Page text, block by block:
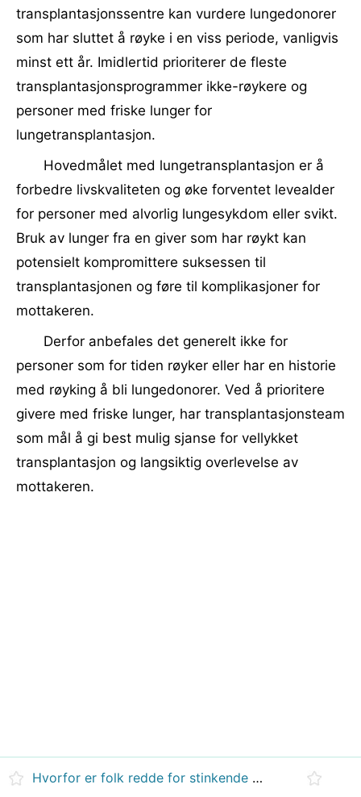
transplantasjonssentre kan vurdere lungedonorer
som har sluttet å røyke i en viss periode, vanligvis
minst ett år. Imidlertid prioriterer de fleste
transplantasjonsprogrammer ikke-røykere og
personer med friske lunger for
lungetransplantasjon.
Hovedmålet med lungetransplantasjon er å
forbedre livskvaliteten og øke forventet levealder
for personer med alvorlig lungesykdom eller svikt.
Bruk av lunger fra en giver som har røykt kan
potensielt kompromittere suksessen til
transplantasjonen og føre til komplikasjoner for
mottakeren.
Derfor anbefales det generelt ikke for
personer som for tiden røyker eller har en historie
med røyking å bli lungedonorer. Ved å prioritere
givere med friske lunger, har transplantasjonsteam
som mål å gi best mulig sjanse for vellykket
transplantasjon og langsiktig overlevelse av
mottakeren.
Hvorfor er folk redde for stinkende føtter?